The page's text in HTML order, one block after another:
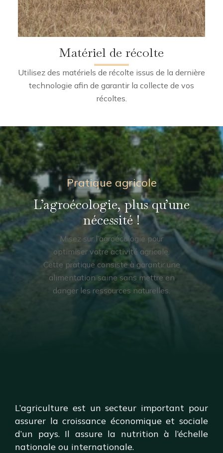
Matériel de récolte
Utilisez des matériels de récolte issus de la dernière
technologie afin de garantir la collecte de vos
récoltes.
Pratique agricole
L’agroécologie, plus qu’une
nécessité !
Misez sur l’agroécologie pour
optimiser votre activité agricole.
Cette pratique consiste à garantir une
alimentation saine sans mettre en
danger les ressources naturelles.
L’agriculture est un secteur important pour
assurer la croissance économique et sociale
d’un pays. Il assure la nutrition à l’échelle
nationale ou internationale.